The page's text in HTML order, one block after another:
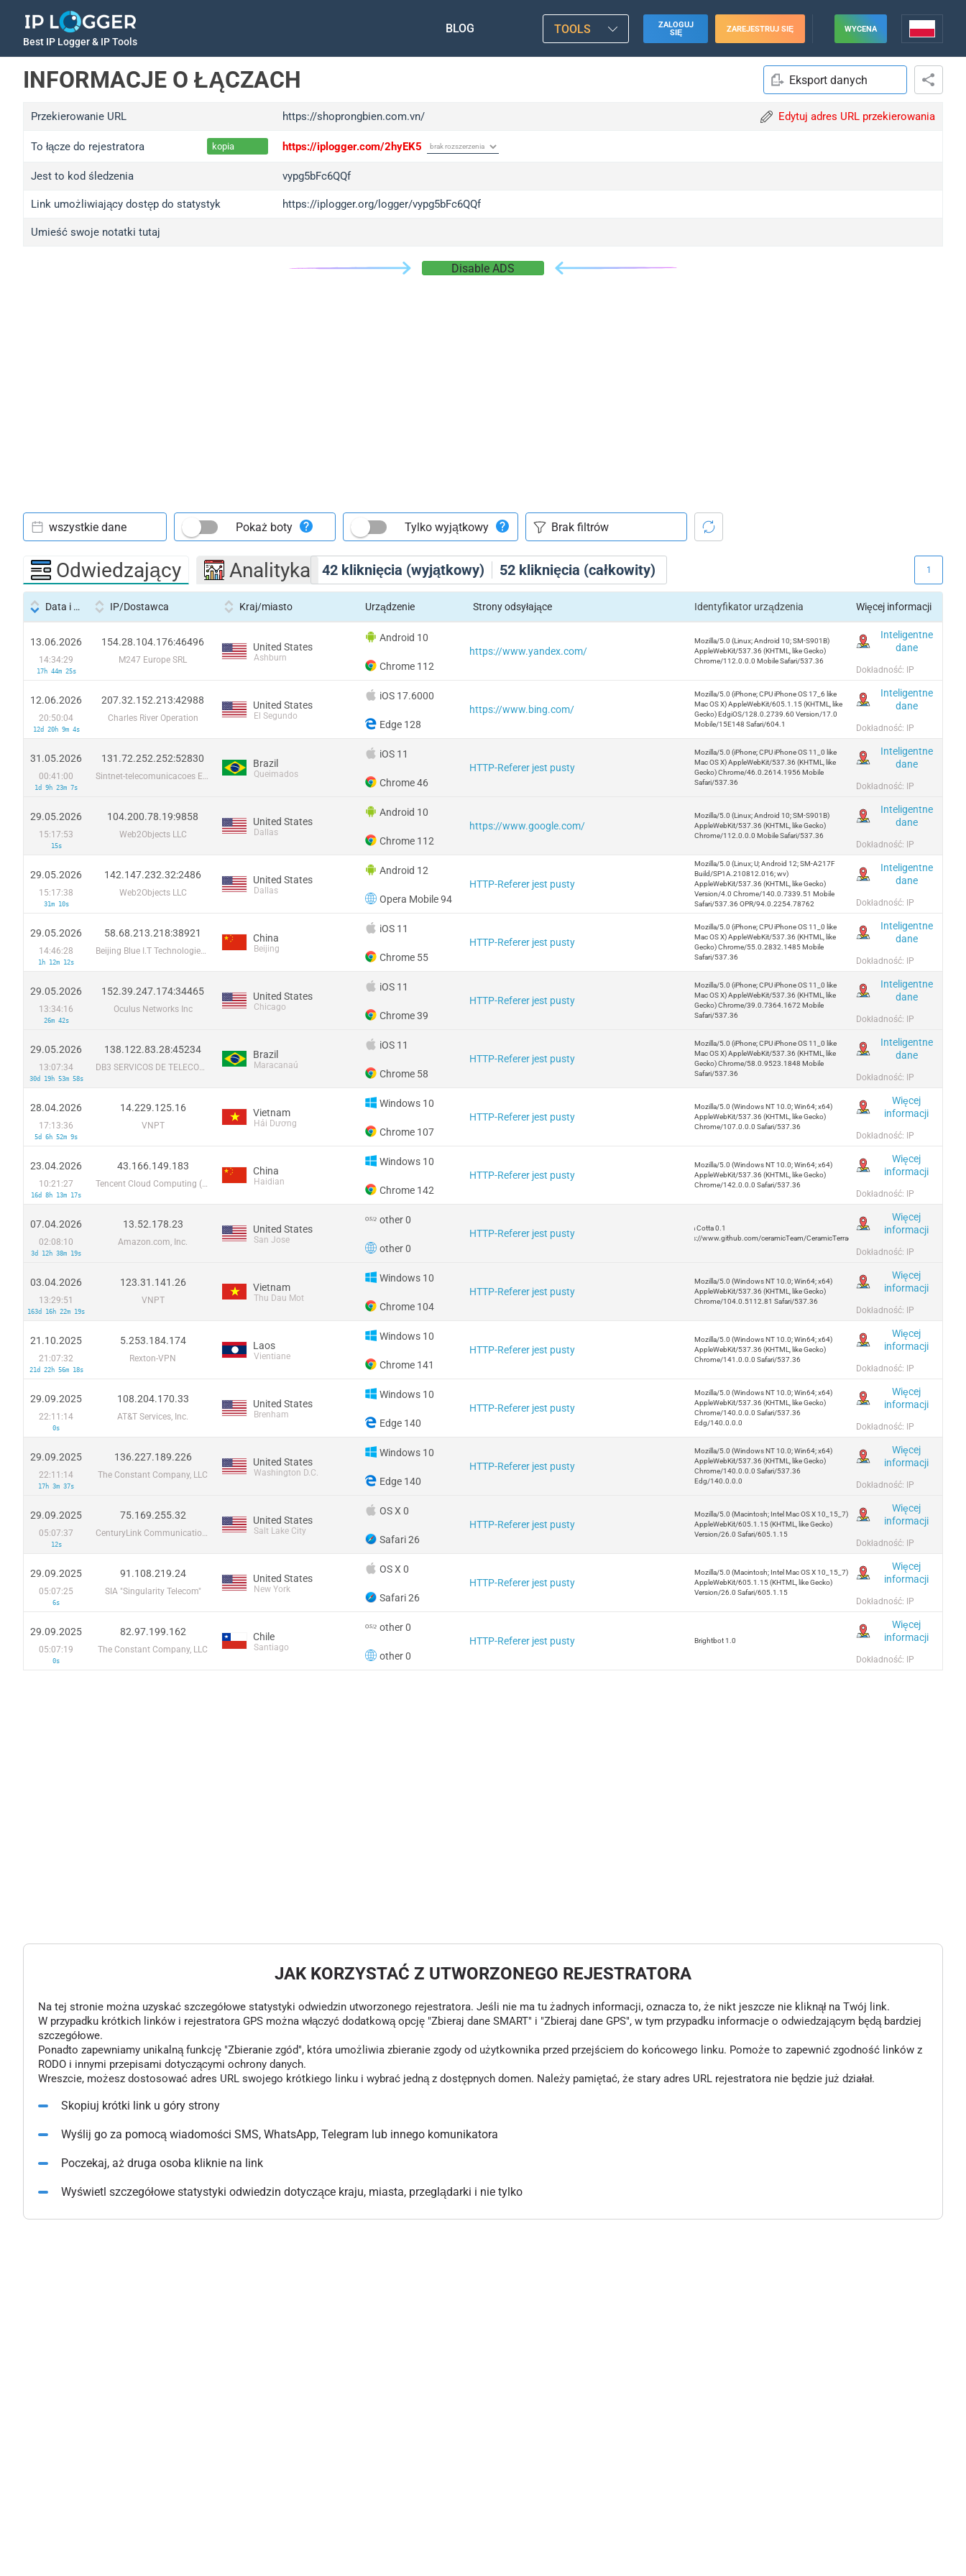
Best IP Logger & IP Tools
BLOG TOOLS
ZALOGUJ
SIĘ
ZAREJESTRUJ SIĘ WYCENA
INFORMACJE O ŁĄCZACH Eksport danych
Przekierowanie URL https://shoprongbien.com.vn/ Edytuj adres URL przekierowania
To łącze do rejestratora kopia https://iplogger.com/2hyEK5
Jest to kod śledzenia vypg5bFc6QQf
Link umożliwiający dostęp do statystyk https://iplogger.org/logger/vypg5bFc6QQf
Umieść swoje notatki tutaj
Disable ADS
42 kliknięcia (wyjątkowy) 52 kliknięcia (całkowity)
wszystkie dane Pokaż boty Tylko wyjątkowy
Odwiedzający Analityka 1
Data i godzina IP/Dostawca Kraj/miasto Urządzenie Strony odsyłające Identyfikator urządzenia Więcej informacji
13.06.2026
14:34:29
17h 44m 25s
154.28.104.176:46496
M247 Europe SRL
United States
Ashburn
Android 10
Chrome 112
https://www.yandex.com/
Mozilla/5.0 (Linux; Android 10; SM-S901B)
AppleWebKit/537.36 (KHTML, like Gecko)
Chrome/112.0.0.0 Mobile Safari/537.36
Inteligentne
dane
Dokładność: IP
12.06.2026
20:50:04
12d 20h 9m 4s
207.32.152.213:42988
Charles River Operation
United States
El Segundo
iOS 17.6000
Edge 128
https://www.bing.com/
Mozilla/5.0 (iPhone; CPU iPhone OS 17_6 like
Mac OS X) AppleWebKit/605.1.15 (KHTML, like
Gecko) EdgiOS/128.0.2739.60 Version/17.0
Mobile/15E148 Safari/604.1
Inteligentne
dane
Dokładność: IP
31.05.2026
00:41:00
1d 9h 23m 7s
131.72.252.252:52830
Sintnet-telecomunicacoes E Informatica Ltda
Brazil
Queimados
iOS 11
Chrome 46
HTTP-Referer jest pusty
Mozilla/5.0 (iPhone; CPU iPhone OS 11_0 like
Mac OS X) AppleWebKit/537.36 (KHTML, like
Gecko) Chrome/46.0.2614.1956 Mobile
Safari/537.36
Inteligentne
dane
Dokładność: IP
29.05.2026
15:17:53
15s
104.200.78.19:9858
Web2Objects LLC
United States
Dallas
Android 10
Chrome 112
https://www.google.com/
Mozilla/5.0 (Linux; Android 10; SM-S901B)
AppleWebKit/537.36 (KHTML, like Gecko)
Chrome/112.0.0.0 Mobile Safari/537.36
Inteligentne
dane
Dokładność: IP
29.05.2026
15:17:38
31m 10s
142.147.232.32:2486
Web2Objects LLC
United States
Dallas
Android 12
Opera Mobile 94
HTTP-Referer jest pusty
Mozilla/5.0 (Linux; U; Android 12; SM-A217F
Build/SP1A.210812.016; wv)
AppleWebKit/537.36 (KHTML, like Gecko)
Version/4.0 Chrome/140.0.7339.51 Mobile
Safari/537.36 OPR/94.0.2254.78762
Inteligentne
dane
Dokładność: IP
29.05.2026
14:46:28
1h 12m 12s
58.68.213.218:38921
Beijing Blue I.T Technologies Co
China
Beijing
iOS 11
Chrome 55
HTTP-Referer jest pusty
Mozilla/5.0 (iPhone; CPU iPhone OS 11_0 like
Mac OS X) AppleWebKit/537.36 (KHTML, like
Gecko) Chrome/55.0.2832.1485 Mobile
Safari/537.36
Inteligentne
dane
Dokładność: IP
29.05.2026
13:34:16
26m 42s
152.39.247.174:34465
Oculus Networks Inc
United States
Chicago
iOS 11
Chrome 39
HTTP-Referer jest pusty
Mozilla/5.0 (iPhone; CPU iPhone OS 11_0 like
Mac OS X) AppleWebKit/537.36 (KHTML, like
Gecko) Chrome/39.0.7364.1672 Mobile
Safari/537.36
Inteligentne
dane
Dokładność: IP
29.05.2026
13:07:34
30d 19h 53m 58s
138.122.83.28:45234
DB3 SERVICOS DE TELECOMUNICACOES S.A
Brazil
Maracanaú
iOS 11
Chrome 58
HTTP-Referer jest pusty
Mozilla/5.0 (iPhone; CPU iPhone OS 11_0 like
Mac OS X) AppleWebKit/537.36 (KHTML, like
Gecko) Chrome/58.0.9523.1848 Mobile
Safari/537.36
Inteligentne
dane
Dokładność: IP
28.04.2026
17:13:36
5d 6h 52m 9s
14.229.125.16
VNPT
Vietnam
Hải Dương
Windows 10
Chrome 107
HTTP-Referer jest pusty
Mozilla/5.0 (Windows NT 10.0; Win64; x64)
AppleWebKit/537.36 (KHTML, like Gecko)
Chrome/107.0.0.0 Safari/537.36
Więcej
informacji
Dokładność: IP
23.04.2026
10:21:27
16d 8h 13m 17s
43.166.149.183
Tencent Cloud Computing (Beijing) Co
China
Haidian
Windows 10
Chrome 142
HTTP-Referer jest pusty
Mozilla/5.0 (Windows NT 10.0; Win64; x64)
AppleWebKit/537.36 (KHTML, like Gecko)
Chrome/142.0.0.0 Safari/537.36
Więcej
informacji
Dokładność: IP
07.04.2026
02:08:10
3d 12h 38m 19s
13.52.178.23
Amazon.com, Inc.
United States
San Jose
other 0
other 0
HTTP-Referer jest pusty
Terra Cotta 0.1
https://www.github.com/ceramicTeam/CeramicTerracotta
Więcej
informacji
Dokładność: IP
03.04.2026
13:29:51
163d 16h 22m 19s
123.31.141.26
VNPT
Vietnam
Thu Dau Mot
Windows 10
Chrome 104
HTTP-Referer jest pusty
Mozilla/5.0 (Windows NT 10.0; Win64; x64)
AppleWebKit/537.36 (KHTML, like Gecko)
Chrome/104.0.5112.81 Safari/537.36
Więcej
informacji
Dokładność: IP
21.10.2025
21:07:32
21d 22h 56m 18s
5.253.184.174
Rexton-VPN
Laos
Vientiane
Windows 10
Chrome 141
HTTP-Referer jest pusty
Mozilla/5.0 (Windows NT 10.0; Win64; x64)
AppleWebKit/537.36 (KHTML, like Gecko)
Chrome/141.0.0.0 Safari/537.36
Więcej
informacji
Dokładność: IP
29.09.2025
22:11:14
0s
108.204.170.33
AT&T Services, Inc.
United States
Brenham
Windows 10
Edge 140
HTTP-Referer jest pusty
Mozilla/5.0 (Windows NT 10.0; Win64; x64)
AppleWebKit/537.36 (KHTML, like Gecko)
Chrome/140.0.0.0 Safari/537.36
Edg/140.0.0.0
Więcej
informacji
Dokładność: IP
29.09.2025
22:11:14
17h 3m 37s
136.227.189.226
The Constant Company, LLC
United States
Washington D.C.
Windows 10
Edge 140
HTTP-Referer jest pusty
Mozilla/5.0 (Windows NT 10.0; Win64; x64)
AppleWebKit/537.36 (KHTML, like Gecko)
Chrome/140.0.0.0 Safari/537.36
Edg/140.0.0.0
Więcej
informacji
Dokładność: IP
29.09.2025
05:07:37
12s
75.169.255.32
CenturyLink Communications, LLC
United States
Salt Lake City
OS X 0
Safari 26
HTTP-Referer jest pusty
Mozilla/5.0 (Macintosh; Intel Mac OS X 10_15_7)
AppleWebKit/605.1.15 (KHTML, like Gecko)
Version/26.0 Safari/605.1.15
Więcej
informacji
Dokładność: IP
29.09.2025
05:07:25
6s
91.108.219.24
SIA "Singularity Telecom"
United States
New York
OS X 0
Safari 26
HTTP-Referer jest pusty
Mozilla/5.0 (Macintosh; Intel Mac OS X 10_15_7)
AppleWebKit/605.1.15 (KHTML, like Gecko)
Version/26.0 Safari/605.1.15
Więcej
informacji
Dokładność: IP
29.09.2025
05:07:19
0s
82.97.199.162
The Constant Company, LLC
Chile
Santiago
other 0
other 0
HTTP-Referer jest pusty Brightbot 1.0
Więcej
informacji
Dokładność: IP
JAK KORZYSTAĆ Z UTWORZONEGO REJESTRATORA
Na tej stronie można uzyskać szczegółowe statystyki odwiedzin utworzonego rejestratora. Jeśli nie ma tu żadnych informacji, oznacza to, że nikt jeszcze nie kliknął na Twój link.
W przypadku krótkich linków i rejestratora GPS można włączyć dodatkową opcję "Zbieraj dane SMART" i "Zbieraj dane GPS", w tym przypadku informacje o odwiedzającym będą bardziej
szczegółowe.
Ponadto zapewniamy unikalną funkcję "Zbieranie zgód", która umożliwia zbieranie zgody od użytkownika przed przejściem do końcowego linku. Pomoże to zapewnić zgodność linków z
RODO i innymi przepisami dotyczącymi ochrony danych.
Wreszcie, możesz dostosować adres URL swojego krótkiego linku i wybrać jedną z dostępnych domen. Należy pamiętać, że stary adres URL rejestratora nie będzie już działał.
Skopiuj krótki link u góry strony
Wyślij go za pomocą wiadomości SMS, WhatsApp, Telegram lub innego komunikatora
Poczekaj, aż druga osoba kliknie na link
Wyświetl szczegółowe statystyki odwiedzin dotyczące kraju, miasta, przeglądarki i nie tylko